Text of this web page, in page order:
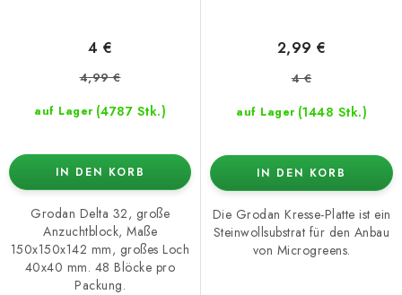
auf Lager (4787 Stk.)
4 €
4,99 €
IN DEN KORB
Grodan Delta 32, große
Anzuchtblock, Maße
150x150x142 mm, großes Loch
40x40 mm. 48 Blöcke pro
Packung.
auf Lager (1448 Stk.)
2,99 €
4 €
IN DEN KORB
Die Grodan Kresse-Platte ist ein
Steinwollsubstrat für den Anbau
von Microgreens.